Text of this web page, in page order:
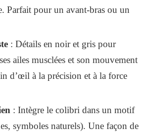
Parfait pour un avant-bras ou un
: Détails en noir et gris pour
ailes musclées et son mouvement
d’œil à la précision et à la force
: Intègre le colibri dans un motif
symboles naturels). Une façon de